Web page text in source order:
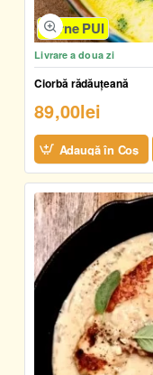
Carne PUI
Livrare a doua zi
Ciorbă rădăuțeană
89,00lei
Adaugă în Coş